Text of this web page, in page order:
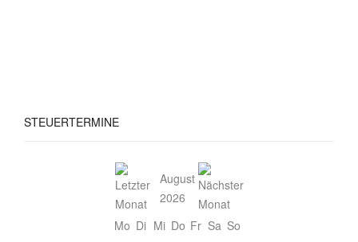
STEUERTERMINE
August
2026
Mo Di Mi Do Fr Sa So